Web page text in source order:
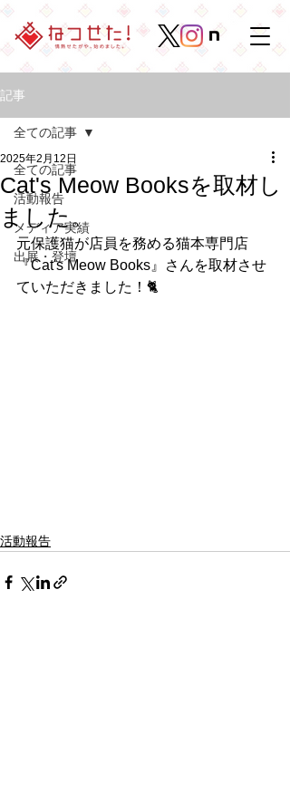
記事
全ての記事
活動報告
メディア実績
出展・登壇
全ての記事
Cat's Meow Booksを取材し
ました。
2025年2月12日
元保護猫が店員を務める猫本専門店
『Cat's Meow Books』さんを取材させ
ていただきました！🐈
活動報告